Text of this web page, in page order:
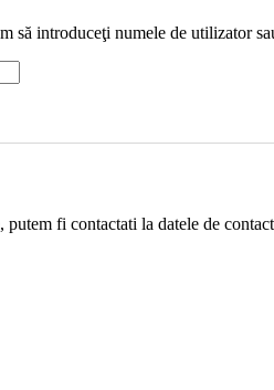
să introduceţi numele de utilizator
putem fi contactati la datele de